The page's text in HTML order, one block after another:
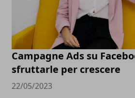
Campagne Ads su
sfruttarle per crescere
22/05/2023